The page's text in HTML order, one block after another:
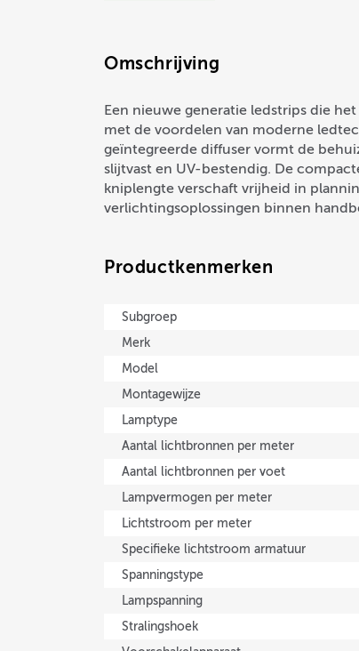
Omschrijving
Een nieuwe generatie ledstrips die
met de voordelen van moderne
geïntegreerde diffuser vormt de
slijtvast en UV-bestendig. De
kniplengte verschaft vrijheid in
verlichtingsoplossingen binnen
Productkenmerken
Subgroep
Merk
Model
Montagewijze
Lamptype
Aantal lichtbronnen per meter
Aantal lichtbronnen per voet
Lampvermogen per meter
Lichtstroom per meter
Specifieke lichtstroom armatuur
Spanningstype
Lampspanning
Stralingshoek